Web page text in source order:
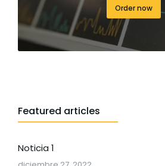
Order now
Featured articles
Noticia 1